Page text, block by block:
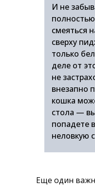
И не
смеяться
сверху
только
деле от
не
внезапно
кошка
стола —
попадете
неловкую
Еще один